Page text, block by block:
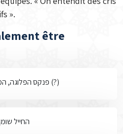
».
être
פנקס הפלוגה, המדבר המערבי 1942 (?)
החייל